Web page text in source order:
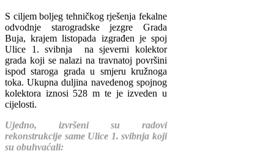
S ciljem boljeg tehničkog rješenja fekalne
odvodnje starogradske jezgre Grada
Buja, krajem listopada izgrađen je spoj
Ulice 1. svibnja na sjeverni kolektor
grada koji se nalazi na travnatoj površini
ispod staroga grada u smjeru kružnoga
toka. Ukupna duljina navedenog spojnog
kolektora iznosi 528 m te je izveden u
cijelosti.
Ujedno, izvršeni su radovi
rekonstrukcije same Ulice 1. svibnja koji
su obuhvaćali: